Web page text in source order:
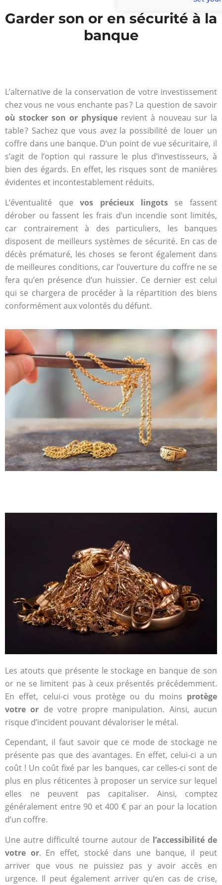
Garder son or en sécurité à la
banque
L’alternative de la conservation de votre investissement
chez vous ne vous enchante pas ? La question de savoir
où stocker son or physique revient à nouveau sur la
table ? Sachez que vous avez la possibilité de louer un
coffre dans une banque. D’un point de vue sécuritaire, il
s’agit de l’option qui rassure le plus d’investisseurs, à
bien des égards. En effet, les risques sont de manières
évidentes et incontestablement réduits.
L’éventualité quevos précieux lingotsse fassent
dérober ou fassent les frais d’un incendie sont limités,
car contrairement à des particuliers, les banques
disposent de meilleurs systèmes de sécurité. En cas de
décès prématuré, les choses se feront également dans
de meilleures conditions, car l’ouverture du coffre ne se
fera qu’en présence d’un huissier. Ce dernier est celui
qui se chargera de procéder à la répartition des biens
conformément aux volontés du défunt.
Les atouts que présente le stockage en banque de son
or ne se limitent pas à ceux présentés précédemment.
En effet, celui-ci vous protège ou du moins protège
votre or de votre propre manipulation. Ainsi, aucun
risque d’incident pouvant dévaloriser le métal.
Cependant, il faut savoir que ce mode de stockage ne
présente pas que des avantages. En effet, celui-ci a un
coût ! Un coût fixé par les banques, car celles-ci sont de
plus en plus réticentes à proposer un service sur lequel
elles ne peuvent pas capitaliser. Ainsi, comptez
généralement entre 90 et 400 € par an pour la location
d’un coffre.
Une autre difficulté tourne autour de l’accessibilité de
votre or. En effet, stocké dans une banque, il peut
arriver que vous ne puissiez pas y avoir accès en
urgence. Il peut également arriver qu’en cas de crise,